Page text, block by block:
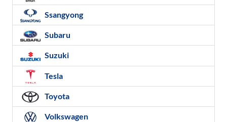
Ssangyong
Subaru
Suzuki
Tesla
Toyota
Volkswagen